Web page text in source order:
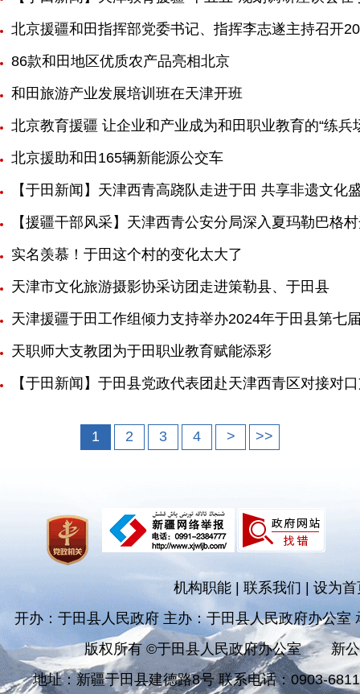
北京援疆和田指挥部党委书记、指挥李志遂主持召开
86款和田地区优质农产品亮相北京
和田旅游产业发展培训班在天津开班
北京教育援疆 让企业和产业成为和田职业教育的“练兵
北京援助和田165辆新能源公交车
【于田新闻】天津西青高跷队走进于田 共享非遗文化
【援疆干部风采】天津西青公安分局深入夏玛勒巴格
实名羡慕！于田这个村的变化太大了
天津市文化旅游摄影协采访团走进策勒县、于田县
天津援疆于田工作组倾力支持举办2024年于田县第七
天职师大支教团为于田职业教育赋能添彩
【于田新闻】于田县党政代表团赴天津西青区对接对
1 2 3 4 > >>
机构职能 联系我们|设为首
开办：于田县人民政府 主办：于田县人民政府办公室
版权所有 ©于田县人民政府办公室
新
地址：新疆于田县建德路8号 联系电话：0903-